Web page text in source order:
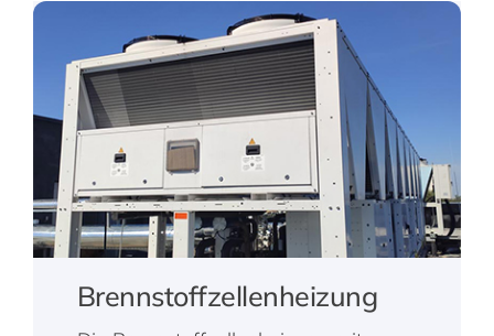
Brennstoffzellenheizung